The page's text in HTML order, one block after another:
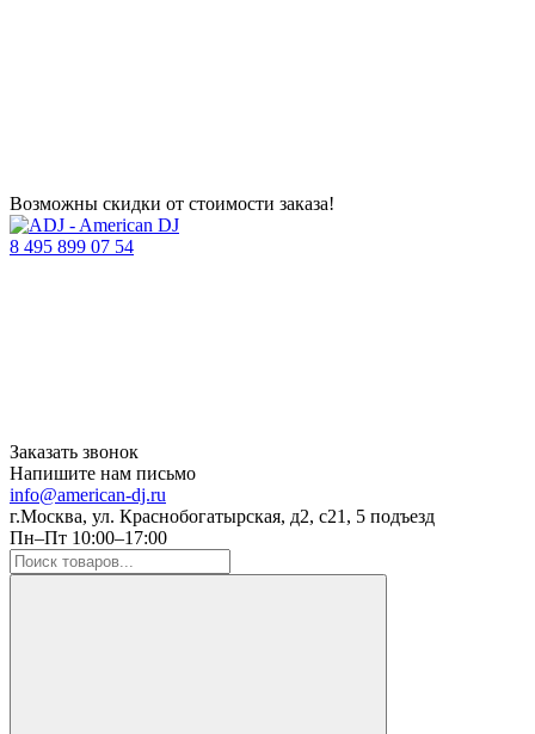
Возможны скидки от стоимости заказа!
8 495 899 07 54
Заказать звонок
Напишите нам письмо
info@american-dj.ru
г.Москва, ул. Краснобогатырская, д2, с21, 5 подъезд
Пн–Пт 10:00–17:00